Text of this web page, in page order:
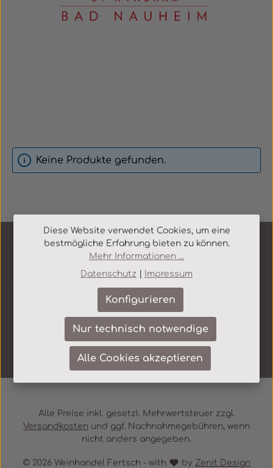
Keine Produkte gefunden.
Service-Hotline
Shop Service
Informationen
Newsletter
© 2026 Weinhandel Fertsch - with by Zenit Design
Alle Preise inkl. gesetzl. Mehrwertsteuer zzgl.
Versandkosten und ggf. Nachnahmegebühren, wenn
nicht anders angegeben.
Diese Website verwendet Cookies, um eine
bestmögliche Erfahrung bieten zu können.
Mehr Informationen ...
Datenschutz
Impressum
Nur technisch notwendige
Konfigurieren
Alle Cookies akzeptieren